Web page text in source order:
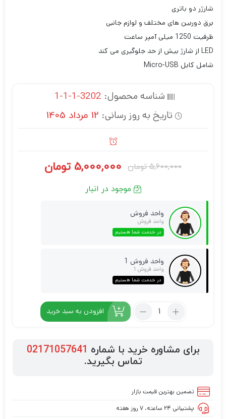
شارژر دو باتری
برق دوربین های مختلف و لوازم جانبی
ظرفیت 1250 میلی آمپر ساعت
LED از شارژ بیش از حد جلوگیری می کند
شامل کابل Micro-USB
شناسه محصول: 3202-1-1-1
تاریخ به روز رسانی: 12 مرداد 1405
5,600,000 تومان 5,000,000 تومان
موجود در انبار
واحد فروش
واحد فروش
در خدمت شما هستیم
واحد فروش 1
واحد فروش 1
در خدمت شما هستیم
افزودن به سبد خرید
برای مشاوره خرید با شماره 02171057641
تماس بگیرید.
تضمین بهترین قیمت بازار
پشتیبانی ۲۴ ساعته، ۷ روز هفته